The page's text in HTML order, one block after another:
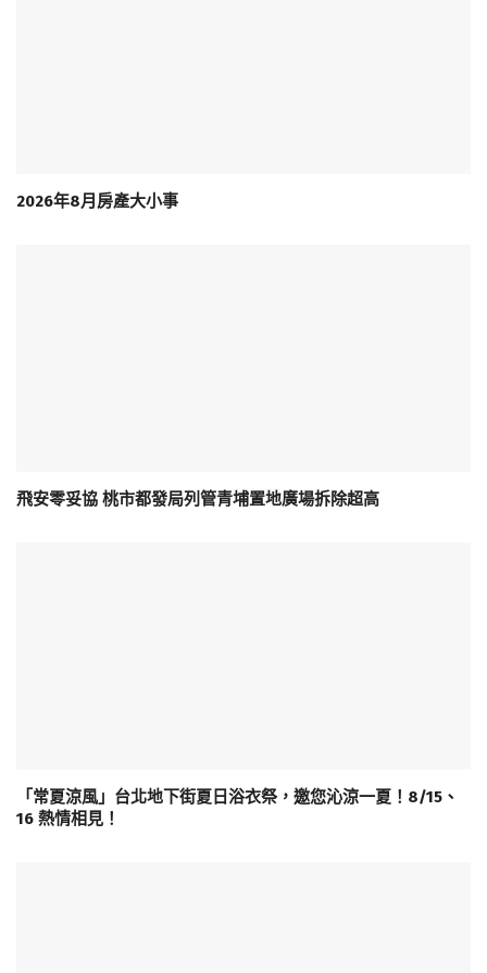
2026年8月房產大小事
飛安零妥協 桃市都發局列管青埔置地廣場拆除超高
「常夏涼風」台北地下街夏日浴衣祭，邀您沁涼一夏！8/15、
16 熱情相見！